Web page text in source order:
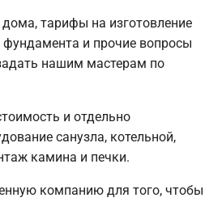
тарифы на изготовление
фундамента и прочие вопросы
нашим мастерам по
и отдельно
санузла, котельной,
камина и печки.
компанию для того, чтобы